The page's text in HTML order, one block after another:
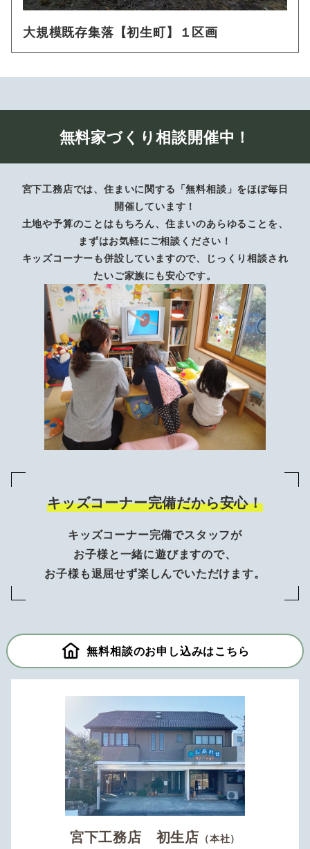
大規模既存集落【初生町】１区画
無料家づくり相談開催中！
宮下工務店では、住まいに関する「無料相談」をほぼ毎日
開催しています！
土地や予算のことはもちろん、住まいのあらゆることを、
まずはお気軽にご相談ください！
キッズコーナーも併設していますので、じっくり相談され
たいご家族にも安心です。
キッズコーナー完備だから安心！
キッズコーナー完備でスタッフが
お子様と一緒に遊びますので、
お子様も退屈せず楽しんでいただけます。
無料相談のお申し込みはこちら
宮下工務店 初生店 （本社）